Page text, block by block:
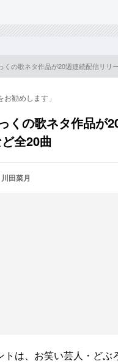
くの歌ネタ作品が20週連続配信リリ
お勧めします」
くの歌ネタ作品が
全20曲
田菜月
トは、お笑い芸人・ど